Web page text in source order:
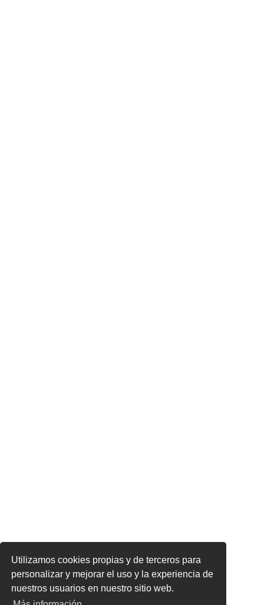
Utilizamos cookies propias y de terceros para
personalizar y mejorar el uso y la experiencia de
nuestros usuarios en nuestro sitio web.